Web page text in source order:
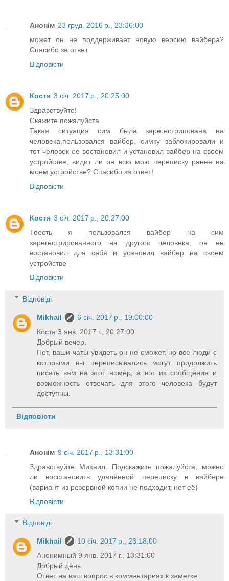
Анонім 23 груд. 2016 р., 23:36:00
может он не поддерживает новую версию вайбера?
Спасибо за ответ
Відповісти
Костя 3 січ. 2017 р., 20:25:00
Здравствуйте!
Скажите пожалуйста
Такая ситуация сим была зарегестрипована на
человека,пользовался вайбер, симку заблокировали и
тот человек ее востановил и установил вайбер на своем
устройстве, видит ли он всю мою переписку ранее на
моем устройстве? Спасибо за ответ!
Відповісти
Костя 3 січ. 2017 р., 20:27:00
Тоесть я пользовался вайбер на сим
зарегестрированного на другого человека, он ее
востановил для себя и усановил вайбер на своем
устройстве
Відповісти
Відповіді
Mikhail
6 січ. 2017 р., 19:00:00
Костя 3 янв. 2017 г., 20:27:00
Добрый вечер.
Нет, ваши чаты увидеть он не сможет, но все люди с
которыми вы переписывались могут продолжить
писать вам на этот номер, а вот их сообщения и
возможность отвечать для этого человека будут
доступны.
Відповісти
Анонім 9 січ. 2017 р., 13:31:00
Здравствуйте Михаил. Подскажите пожалуйста, можно
ли восстановить удалённой переписку в вайбере
(вариант из резервной копии не подходит, нет её)
Відповісти
Відповіді
Mikhail
10 січ. 2017 р., 23:18:00
Анонимный 9 янв. 2017 г., 13:31:00
Добрый день.
Ответ на ваш вопрос в комментариях к заметке